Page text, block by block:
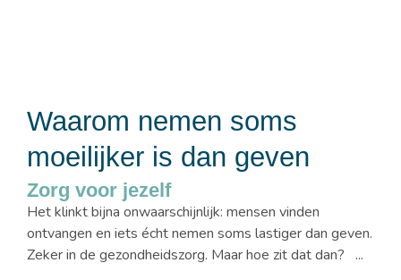
Zorg voor jezelf
Waarom nemen soms
moeilijker is dan geven
Het klinkt bijna onwaarschijnlijk: mensen vinden
ontvangen en iets écht nemen soms lastiger dan geven.
Zeker in de gezondheidszorg. Maar hoe zit dat dan? ...